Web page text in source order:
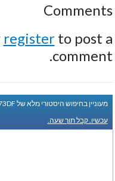
Comments
registerto post a
comment.
מעוניין בחיפוש היסטורי מלא של N373DF מאז שנת 1998?
עכשיו. קבל תוך שעה.